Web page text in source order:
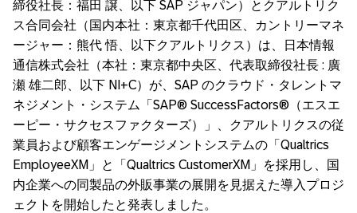
締役社長：福田 譲、以下 SAP ジャパン）とクアルトリク
ス合同会社（国内本社：東京都千代田区、カントリーマネ
ージャー：熊代 悟、以下クアルトリクス）は、日本情報
通信株式会社（本社：東京都中央区、代表取締役社長 : 廣
瀬 雄二郎、以下 NI+C）が、SAP のクラウド・タレントマ
ネジメント・システム「SAP® SuccessFactors®（エスエ
ーピー・サクセスファクターズ）」、クアルトリクスの従
業員および顧客エンゲージメントシステムの「Qualtrics
EmployeeXM」と「Qualtrics CustomerXM」を採用し、国
内企業への同製品の外販事業の展開を見据えた導入プロジ
ェクトを開始したと発表しました。